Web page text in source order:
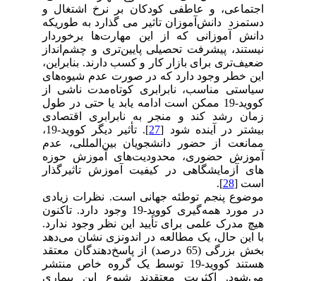
اجتماعی، و عاطفی کودکان بر نرخ اشتغال و
دستمزد دانش‌آموزان تاثیر می گذارد به طوریکه
دانش آموزانی که از این مهارت‌ها برخوردار
نیستند، پیشرفت تحصیلی پایین‌تری و چشم‌انداز
ضعیف‌تری برای بازار کار و کسب دارند. بنابراین،
این خطر وجود دارد که در صورت عدم شیوه‌های
سیاستی مناسب، نابرابری کوتاه‌مدت ناشی از
کووید-19 ممکن است ادامه یابد یا حتی در طول
زمان رشد کند و منجر به نابرابری اقتصادی
بیشتر در آینده شود [ 27
]. تأثیر دیگر کووید-19،
ممانعت از حضور دانشجویان بین‌المللی، عدم
آموزش حضوری، محدودیت‌های آموزش حوزه
های آزمایشگاهی در کیفیت آموزش تاثیرگذار
است [28
].
موضوع پنجم توطئه جهانی است. نظرات زیادی
در مورد همه‌گیری کووید-19 وجود دارد. تاکنون
هیچ مدرک علمی برای تأیید این نظر وجود ندارد.
با این حال، یک مطالعه در اندونزی نشان می‌دهد
بخش بزرگی (65 درصد) از پاسخ‌دهندگان معتقد
هستند کووید-19 توسط یک گروه خاص منتشر
می‌شود. اکثریت معتقدند شیوع این بیماری